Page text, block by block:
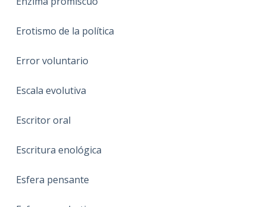
Erotismo de la política
Error voluntario
Escala evolutiva
Escritor oral
Escritura enológica
Esfera pensante